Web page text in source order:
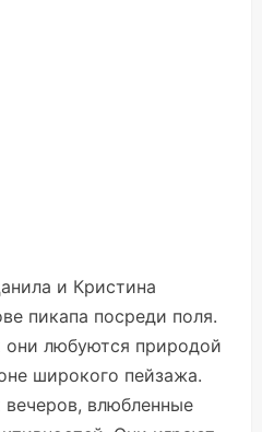
и Кристина
пикапа посреди поля.
они любуются природой
широкого пейзажа.
влюбленные